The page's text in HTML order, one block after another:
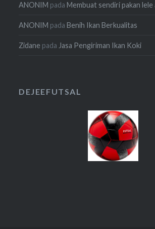
ANONIM padaMembuat sendiri pakan
ANONIM padaBenih Ikan Berkualitas
Zidane pada Jasa Pengiriman Ikan Koki
DEJEEFUTSAL